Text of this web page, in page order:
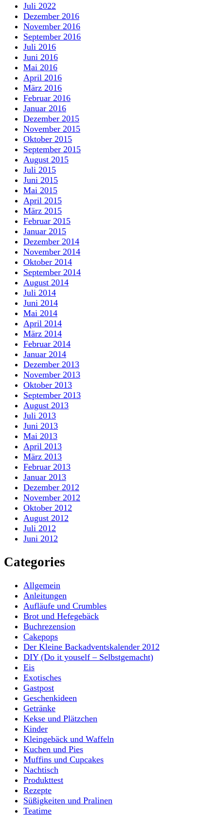
Juli 2022
Dezember 2016
November 2016
September 2016
Juli 2016
Juni 2016
Mai 2016
April 2016
März 2016
Februar 2016
Januar 2016
Dezember 2015
November 2015
Oktober 2015
September 2015
August 2015
Juli 2015
Juni 2015
Mai 2015
April 2015
März 2015
Februar 2015
Januar 2015
Dezember 2014
November 2014
Oktober 2014
September 2014
August 2014
Juli 2014
Juni 2014
Mai 2014
April 2014
März 2014
Februar 2014
Januar 2014
Dezember 2013
November 2013
Oktober 2013
September 2013
August 2013
Juli 2013
Juni 2013
Mai 2013
April 2013
März 2013
Februar 2013
Januar 2013
Dezember 2012
November 2012
Oktober 2012
August 2012
Juli 2012
Juni 2012
Categories
Allgemein
Anleitungen
Aufläufe und Crumbles
Brot und Hefegebäck
Buchrezension
Cakepops
Der Kleine Backadventskalender 2012
DIY (Do it youself – Selbstgemacht)
Eis
Exotisches
Gastpost
Geschenkideen
Getränke
Kekse und Plätzchen
Kinder
Kleingebäck und Waffeln
Kuchen und Pies
Muffins und Cupcakes
Nachtisch
Produkttest
Rezepte
Süßigkeiten und Pralinen
Teatime